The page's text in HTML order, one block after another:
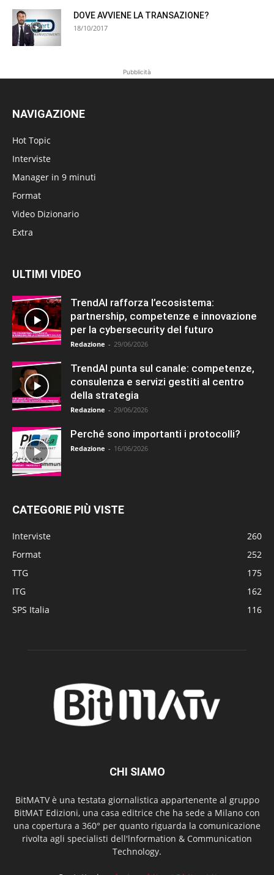
DOVE AVVIENE LA TRANSAZIONE?
18/10/2017
Pubblicità
NAVIGAZIONE
Hot Topic
Interviste
Manager in 9 minuti
Format
Video Dizionario
Extra
ULTIMI VIDEO
TrendAI rafforza l’ecosistema:
partnership, competenze e innovazione
per la cybersecurity del futuro
Redazione - 29/06/2026
TrendAI punta sul canale: competenze,
consulenza e servizi gestiti al centro
della strategia
Redazione - 29/06/2026
Perché sono importanti i protocolli?
Redazione - 16/06/2026
CATEGORIE PIÙ VISTE
Interviste
260
Format
252
TTG
175
ITG
162
SPS Italia
116
CHI SIAMO
BitMATV è una testata giornalistica appartenente al gruppo
BitMAT Edizioni, una casa editrice che ha sede a Milano con
una copertura a 360° per quanto riguarda la comunicazione
rivolta agli specialisti dell'lnformation & Communication
Technology.